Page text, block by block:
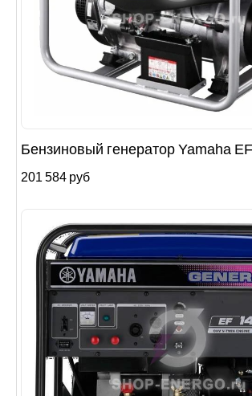
Бензиновый генератор Yamaha
201 584 руб